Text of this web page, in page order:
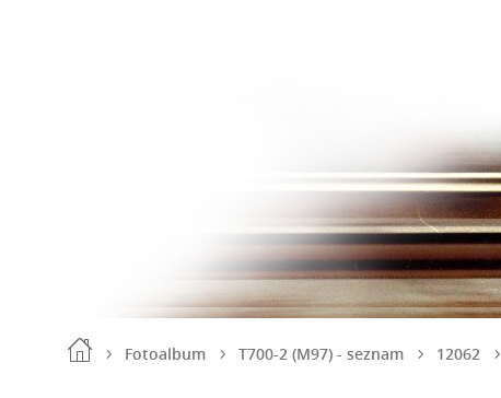
Fotoalbum T700-2 (M97) - seznam 12062